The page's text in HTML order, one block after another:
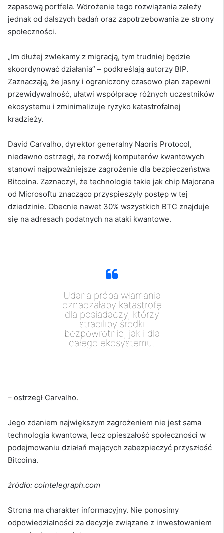
zapasową portfela. Wdrożenie tego rozwiązania zależy
jednak od dalszych badań oraz zapotrzebowania ze strony
społeczności.
„Im dłużej zwlekamy z migracją, tym trudniej będzie
skoordynować działania” – podkreślają autorzy BIP.
Zaznaczają, że jasny i ograniczony czasowo plan zapewni
przewidywalność, ułatwi współpracę różnych uczestników
ekosystemu i zminimalizuje ryzyko katastrofalnej
kradzieży.
David Carvalho, dyrektor generalny Naoris Protocol,
niedawno ostrzegł, że rozwój komputerów kwantowych
stanowi najpoważniejsze zagrożenie dla bezpieczeństwa
Bitcoina. Zaznaczył, że technologie takie jak chip Majorana
od Microsoftu znacząco przyspieszyły postęp w tej
dziedzinie. Obecnie nawet 30% wszystkich BTC znajduje
się na adresach podatnych na ataki kwantowe.
Udana próba włamania
oznaczałaby katastrofę
dla posiadaczy, którzy
straciliby środki
bezpowrotnie, jak i dla
całego ekosystemu.
– ostrzegł Carvalho.
Jego zdaniem największym zagrożeniem nie jest sama
technologia kwantowa, lecz opieszałość społeczności w
podejmowaniu działań mających zabezpieczyć przyszłość
Bitcoina.
źródło: cointelegraph.com
Strona ma charakter informacyjny. Nie ponosimy
odpowiedzialności za decyzje związane z inwestowaniem